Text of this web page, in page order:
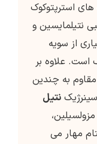
های استرپتوکوک
نتیلمایسین و
از سویه
است. علاوه بر
مقاوم به چندین
نتیل
مهار می